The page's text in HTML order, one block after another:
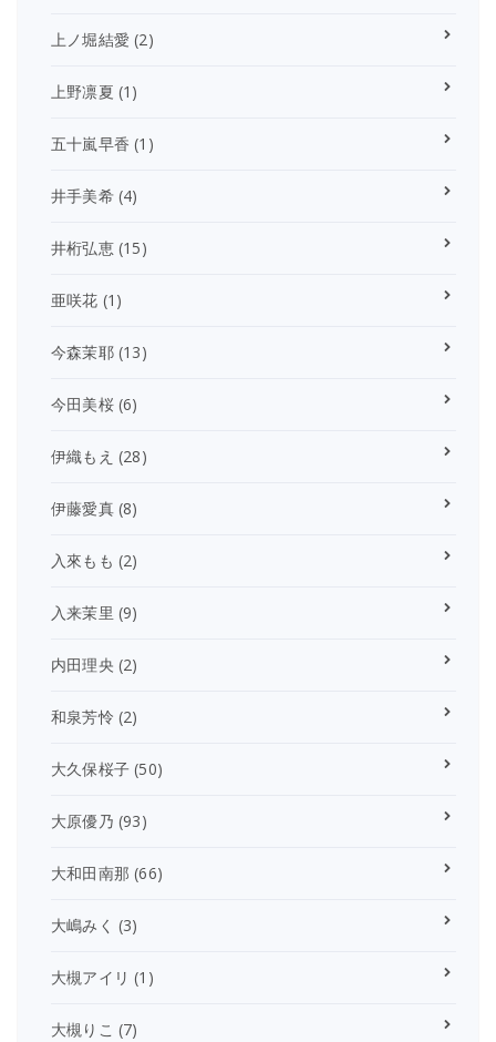
上ノ堀結愛 (2)
上野凛夏 (1)
五十嵐早香 (1)
井手美希(4)
井桁弘恵(15)
亜咲花 (1)
今森茉耶(13)
今田美桜(6)
伊織もえ (28)
伊藤愛真(8)
入來もも (2)
入来茉里 (9)
内田理央 (2)
和泉芳怜 (2)
大久保桜子 (50)
大原優乃 (93)
大和田南那 (66)
大嶋みく (3)
大槻アイリ (1)
大槻りこ (7)